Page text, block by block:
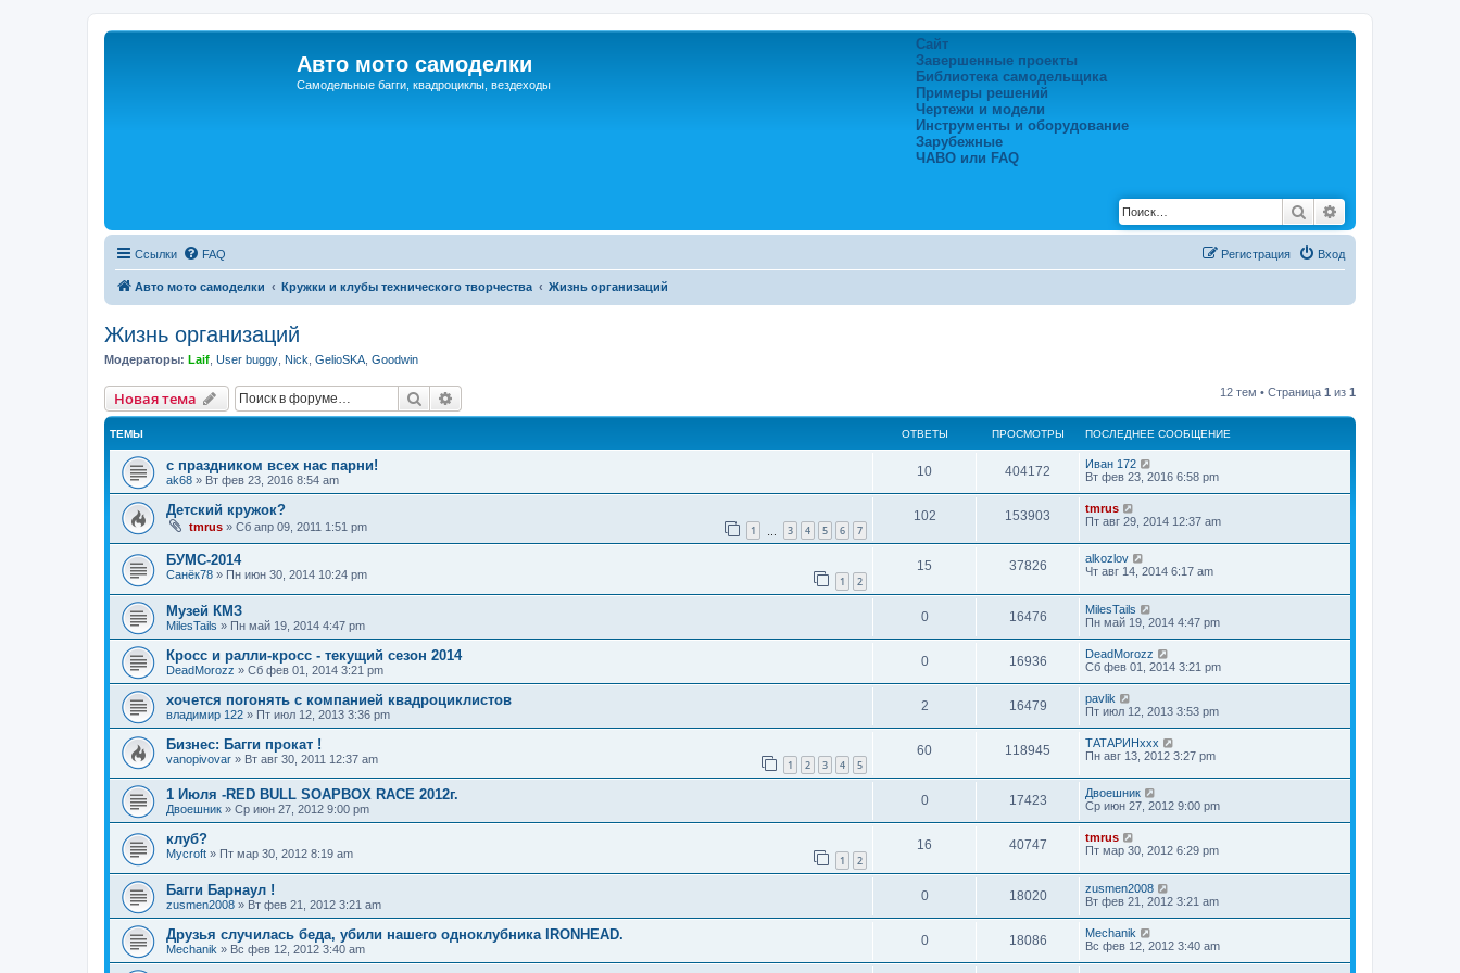
Авто мото самоделки
Самодельные багги, квадроциклы, вездеходы
Сайт
Завершенные проекты
Библиотека самодельщика
Примеры решений
Чертежи и модели
Инструменты и оборудование
Зарубежные
ЧАВО или FAQ
Поиск
Ссылки FAQ Вход
Регистрация
Авто мото самоделки Кружки и клубы технического творчества Жизнь организаций
Жизнь организаций
Модераторы: Laif User buggy Nick GelioSKA Goodwin
Новая тема Поиск 12 тем • Страница 1 из 1
ТЕМЫ ОТВЕТЫ ПРОСМОТРЫ ПОСЛЕДНЕЕ СООБЩЕНИЕ
с праздником всех нас парни!
ak68 » Вт фев 23, 2016 8:54 am
10 404172
Иван 172
Вт фев 23, 2016 6:58 pm
Детский кружок?
tmrus » Сб апр 09, 2011 1:51 pm 1 3 4 5 6 7
102 153903
tmrus
Пт авг 29, 2014 12:37 am
БУМС-2014
Санёк78 » Пн июн 30, 2014 10:24 pm 1 2
15 37826
alkozlov
Чт авг 14, 2014 6:17 am
Музей КМЗ
MilesTails » Пн май 19, 2014 4:47 pm
0 16476
MilesTails
Пн май 19, 2014 4:47 pm
Кросс и ралли-кросс - текущий сезон 2014
DeadMorozz » Сб фев 01, 2014 3:21 pm
0 16936
DeadMorozz
Сб фев 01, 2014 3:21 pm
хочется погонять с компанией квадроциклистов
владимир 122 » Пт июл 12, 2013 3:36 pm
2 16479
pavlik
Пт июл 12, 2013 3:53 pm
Бизнес: Багги прокат !
vanopivovar » Вт авг 30, 2011 12:37 am 1 2 3 4 5
60 118945
ТАТАРИНххх
Пн авг 13, 2012 3:27 pm
1 Июля -RED BULL SOAPBOX RACE 2012г.
Двоешник » Ср июн 27, 2012 9:00 pm
0 17423
Двоешник
Ср июн 27, 2012 9:00 pm
клуб?
Mycroft » Пт мар 30, 2012 8:19 am 1 2
16 40747
tmrus
Пт мар 30, 2012 6:29 pm
Багги Барнаул !
zusmen2008 » Вт фев 21, 2012 3:21 am
0 18020
zusmen2008
Вт фев 21, 2012 3:21 am
Друзья случилась беда, убили нашего одноклубника IRONHEAD.
Mechanik » Вс фев 12, 2012 3:40 am
0 18086
Mechanik
Вс фев 12, 2012 3:40 am